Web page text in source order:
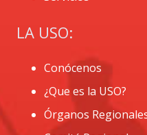
LA USO:
Conócenos
¿Que es la USO?
Órganos